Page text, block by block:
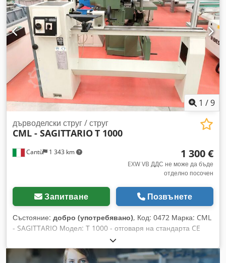
1 /9
Cantù 1 343 km
дърводелски струг / струг
CML - SAGITTARIOT 1000
1 300 €
EXW VB ДДС не може да бъде
отделно посочен
Запитване Позвънете
Състояние: добро (употребявано), Код: 0472 Марка: CML
- SAGITTARIO Модел: T 1000 - отговаря на стандарта CE
Струг за дърво и подобни материали – отговаря на
стандарта CE Технически данни: Максимално разстояние
между центровете: 1000 мм Dodjzquzbepfx Al Neck